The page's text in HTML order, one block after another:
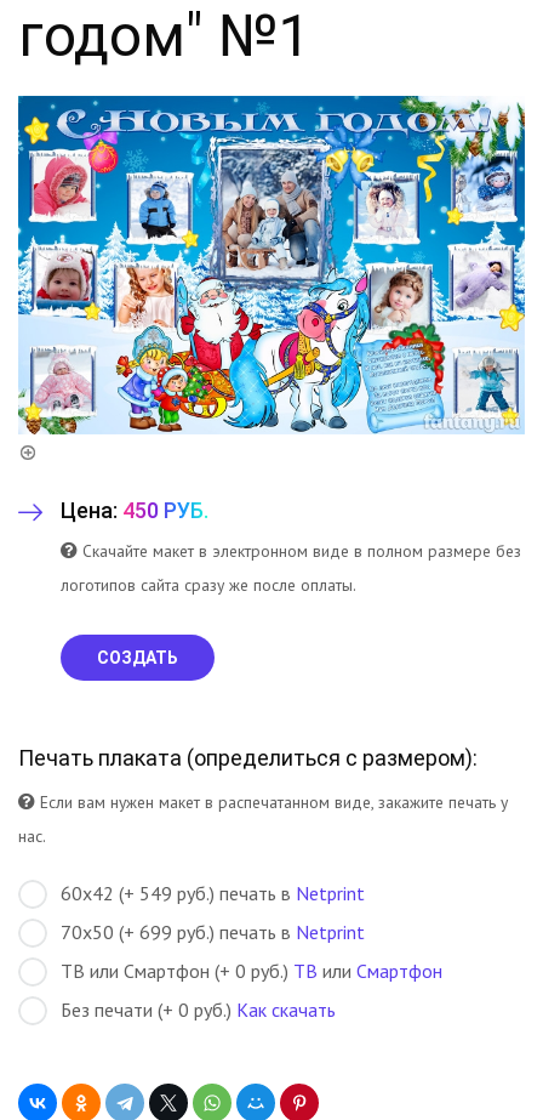
годом" №1
Цена: 450 РУБ.
Скачайте макет в электронном виде в полном размере без
логотипов сайта сразу же после оплаты.
СОЗДАТЬ
Печать плаката (определиться с размером):
Если вам нужен макет в распечатанном виде, закажите печать у
нас.
60х42 (+ 549 руб.) печать в Netprint
70х50 (+ 699 руб.) печать в Netprint
ТВ или Смартфон (+ 0 руб.) ТВ или Смартфон
Без печати (+ 0 руб.) Как скачать